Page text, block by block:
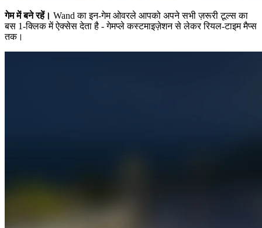
गेम में बने रहें। Wand का इन-गेम ओवरले आपको अपने सभी ज़रूरी टूल्स का
बस 1-क्लिक में ऐक्सेस देता है - गेमप्ले कस्टमाइज़ेशन से लेकर रियल-टाइम मैप्स
तक।